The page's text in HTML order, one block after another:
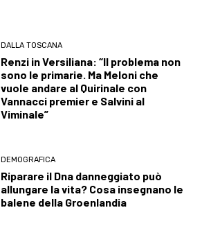
DALLA TOSCANA
Renzi in Versiliana: “Il problema non
sono le primarie. Ma Meloni che
vuole andare al Quirinale con
Vannacci premier e Salvini al
Viminale”
DEMOGRAFICA
Riparare il Dna danneggiato può
allungare la vita? Cosa insegnano le
balene della Groenlandia